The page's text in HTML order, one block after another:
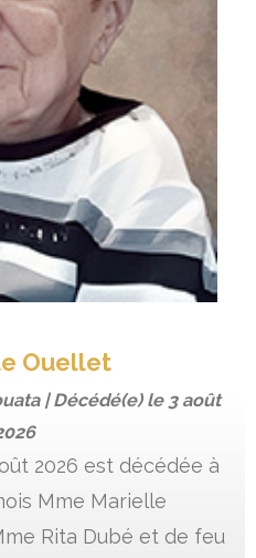
Ouellet
| Décédé(e) le 3 août
2026 est décédée à
Mme Marielle
Rita Dubé et de feu